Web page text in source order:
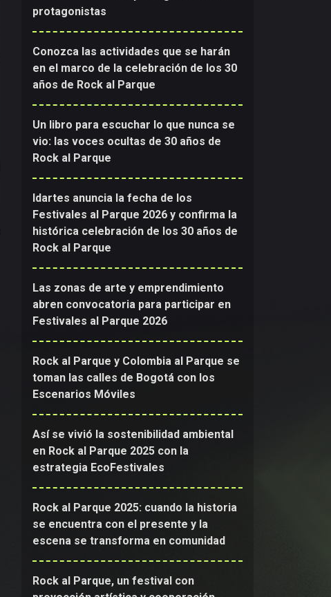
protagonistas
Conozca las actividades que se harán
en el marco de la celebración de los 30
años de Rock al Parque
Un libro para escuchar lo que nunca se
vio: las voces ocultas de 30 años de
Rock al Parque
Idartes anuncia la fecha de los
Festivales al Parque 2026 y confirma la
histórica celebración de los 30 años de
Rock al Parque
Las zonas de arte y emprendimiento
abren convocatoria para participar en
Festivales al Parque 2026
Rock al Parque y Colombia al Parque se
toman las calles de Bogotá con los
Escenarios Móviles
Así se vivió la sostenibilidad ambiental
en Rock al Parque 2025 con la
estrategia EcoFestivales
Rock al Parque 2025: cuando la historia
se encuentra con el presente y la
escena se transforma en comunidad
Rock al Parque, un festival con